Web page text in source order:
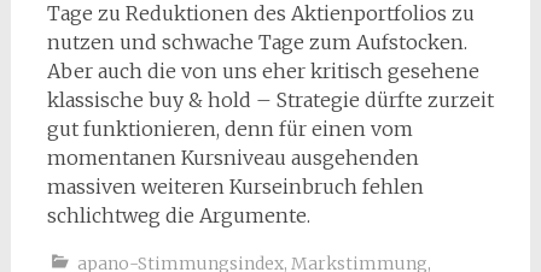
Tage zu Reduktionen des Aktienportfolios zu
nutzen und schwache Tage zum Aufstocken.
Aber auch die von uns eher kritisch gesehene
klassische buy & hold – Strategie dürfte zurzeit
gut funktionieren, denn für einen vom
momentanen Kursniveau ausgehenden
massiven weiteren Kurseinbruch fehlen
schlichtweg die Argumente.
apano-Stimmungsindex, Markstimmung,